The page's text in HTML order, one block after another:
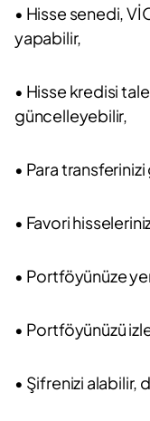
• Hisse senedi,
yapabilir,
• Hisse kredisi
güncelleyebilir,
• Para
• Favori
• Portföyünüze
• Portföyünüzü
• Şifrenizi alabilir,